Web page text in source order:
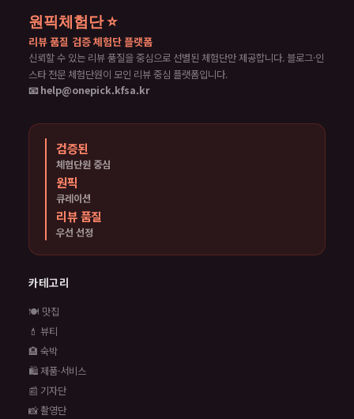
원픽체험단 ⭐
리뷰 품질 검증 체험단 플랫폼
신뢰할 수 있는 리뷰 품질을 중심으로 선별된 체험단만 제공합니다. 블로그·인
스타 전문 체험단원이 모인 리뷰 중심 플랫폼입니다.
📧 help@onepick.kfsa.kr
검증된
체험단원 중심
원픽
큐레이션
리뷰 품질
우선 선정
카테고리
🍽️ 맛집
💄 뷰티
🏨 숙박
🛍️ 제품·서비스
📰 기자단
📸 촬영단